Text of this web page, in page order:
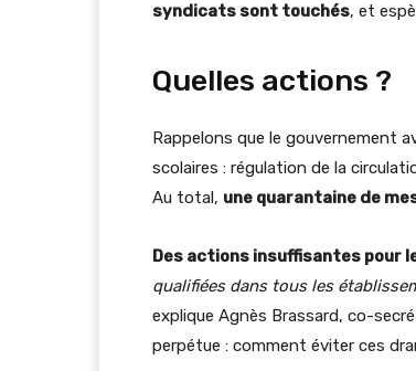
syndicats sont touchés, et
Quelles actions ?
Rappelons que le gouvernement
scolaires : régulation de la
Au total, une quarantaine de
Des actions insuffisantes pour
qualifiées dans tous les
explique Agnès Brassard, co-
perpétue : comment éviter ces